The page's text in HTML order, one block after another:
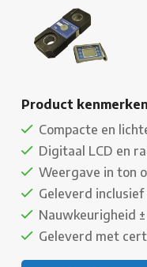
Product kenmerken
Compacte en
Digitaal LCD en
Weergave in ton
Geleverd
Nauwkeurigheid
Geleverd met